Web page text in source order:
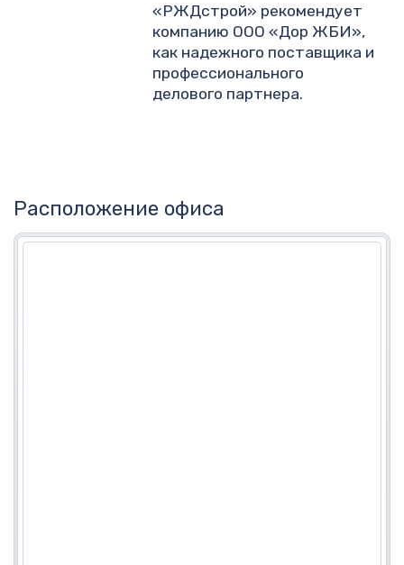
«РЖДстрой» рекомендует
компанию ООО «Дор ЖБИ»,
как надежного поставщика и
профессионального
делового партнера.
Расположение офиса